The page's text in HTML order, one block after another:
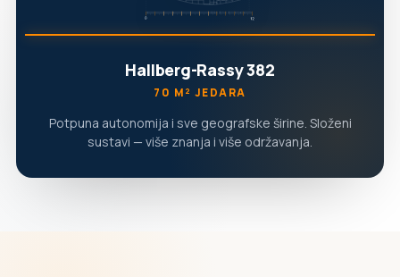
Hallberg-Rassy 382
70 M² JEDARA
Potpuna autonomija i sve geografske širine. Složeni
sustavi — više znanja i više održavanja.